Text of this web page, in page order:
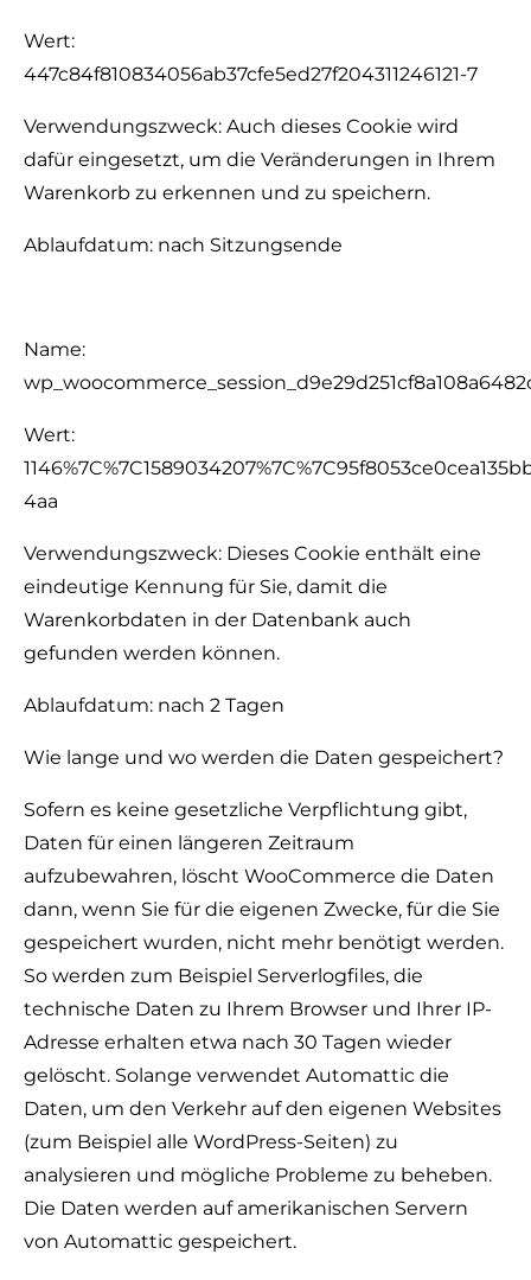
Wert:
447c84f810834056ab37cfe5ed27f204311246121-7
Verwendungszweck: Auch dieses Cookie wird
dafür eingesetzt, um die Veränderungen in Ihrem
Warenkorb zu erkennen und zu speichern.
Ablaufdatum: nach Sitzungsende
Name:
Wert:
4aa
Verwendungszweck: Dieses Cookie enthält eine
eindeutige Kennung für Sie, damit die
Warenkorbdaten in der Datenbank auch
gefunden werden können.
Ablaufdatum: nach 2 Tagen
Wie lange und wo werden die Daten gespeichert?
Sofern es keine gesetzliche Verpflichtung gibt,
Daten für einen längeren Zeitraum
aufzubewahren, löscht WooCommerce die Daten
dann, wenn Sie für die eigenen Zwecke, für die Sie
gespeichert wurden, nicht mehr benötigt werden.
So werden zum Beispiel Serverlogfiles, die
technische Daten zu Ihrem Browser und Ihrer IP-
Adresse erhalten etwa nach 30 Tagen wieder
gelöscht. Solange verwendet Automattic die
Daten, um den Verkehr auf den eigenen Websites
(zum Beispiel alle WordPress-Seiten) zu
analysieren und mögliche Probleme zu beheben.
Die Daten werden auf amerikanischen Servern
von Automattic gespeichert.